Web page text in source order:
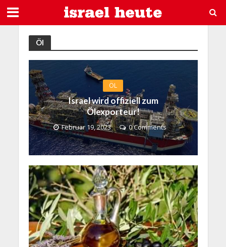
Öl
ÖL
Israel wird offiziell zum
Ölexporteur!
Februar 19, 2023 0 Comments